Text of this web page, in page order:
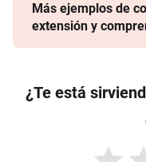
Más ejemplos de
extensión y
¿Te está